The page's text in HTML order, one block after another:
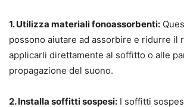
1. Utilizza materiali fonoassorbenti:
possono aiutare ad assorbire e ridurre il
applicarli direttamente al soffitto o alle
propagazione del suono.
2. Installa soffitti sospesi: I soffitti